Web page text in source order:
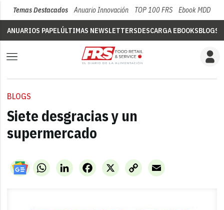
Temas Destacados Anuario Innovación TOP 100 FRS Ebook MDD
ANUARIOS PAPELÚLTIMAS NEWSLETTERSDESCARGA EBOOKSBLOGS
BLOGS
Siete desgracias y un
supermercado
WhatsAppLinkedIn X
Facebook
Copy
Link
Email